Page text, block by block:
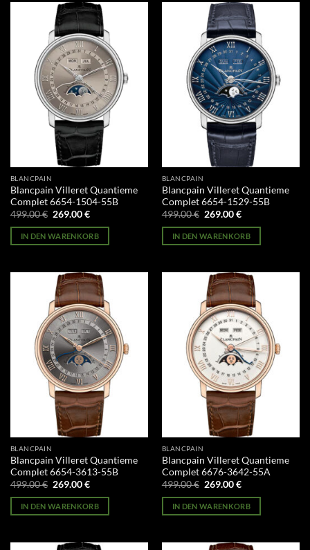
BLANCPAIN
Blancpain Villeret Quantieme
Complet 6654-1504-55B
499.00€ Ursprünglicher
war:
499.00 €
269.00€Aktueller
ist:
269.00 €.
IN DEN WARENKORB
BLANCPAIN
Blancpain Villeret Quantieme
Complet 6654-1529-55B
499.00€ Ursprünglicher
war:
499.00 €
269.00€Aktueller
ist:
269.00 €.
IN DEN WARENKORB
BLANCPAIN
Blancpain Villeret Quantieme
Complet 6654-3613-55B
499.00€ Ursprünglicher
war:
499.00 €
269.00€Aktueller
ist:
269.00 €.
IN DEN WARENKORB
BLANCPAIN
Blancpain Villeret Quantieme
Complet 6676-3642-55A
499.00€ Ursprünglicher
war:
499.00 €
269.00€Aktueller
ist:
269.00 €.
IN DEN WARENKORB